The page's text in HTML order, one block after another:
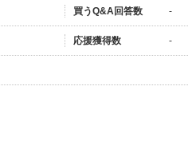
買うQ&A回答数 -
応援獲得数 -